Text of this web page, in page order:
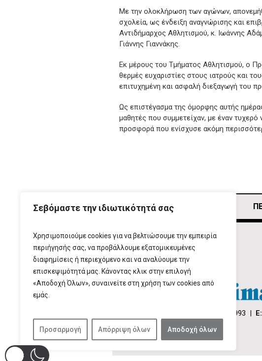
Σεβόμαστε την ιδιωτικότητά σας
Χρησιμοποιούμε cookies για να βελτιώσουμε την εμπειρία
περιήγησής σας, να προβάλλουμε εξατομικευμένες
διαφημίσεις ή περιεχόμενο και να αναλύουμε την
επισκεψιμότητά μας. Κάνοντας κλικ στην επιλογή
«Αποδοχή Όλων», συναινείτε στη χρήση των cookies από
εμάς.
Προσαρμογή Απόρριψη όλων Αποδοχή όλων
Με την ολοκλήρωση των αγώνων,
σχολεία, ως ένδειξη αναγνώρισης και
Αντιδήμαρχος Αθλητισμού, κ. Ιωάννης
Γιάννης Γιαννάκης.
Εκ μέρους του Τμήματος Αθλητισμού, ο
θερμές ευχαριστίες στους ιατρούς και
επιτυχημένη και ασφαλή διεξαγωγή του
Ως επιστέγασμα της όμορφης αυτής
μαθητές που συμμετείχαν, με έναν
προσφορά που ενίσχυσε ακόμη
210 666 3993 | E: